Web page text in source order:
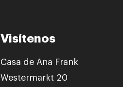
Visítenos
Casa de Ana Frank
Westermarkt 20